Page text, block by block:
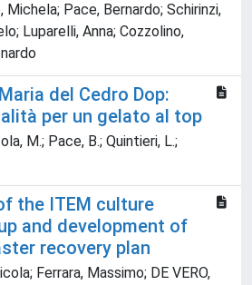
Michela; Pace, Bernardo; Schirinzi,
Luparelli, Anna; Cozzolino,
del Cedro Dop:
per un gelato al top
M.; Pace, B.; Quintieri, L.;
the ITEM culture
and development of
recovery plan
Ferrara, Massimo; DE VERO,